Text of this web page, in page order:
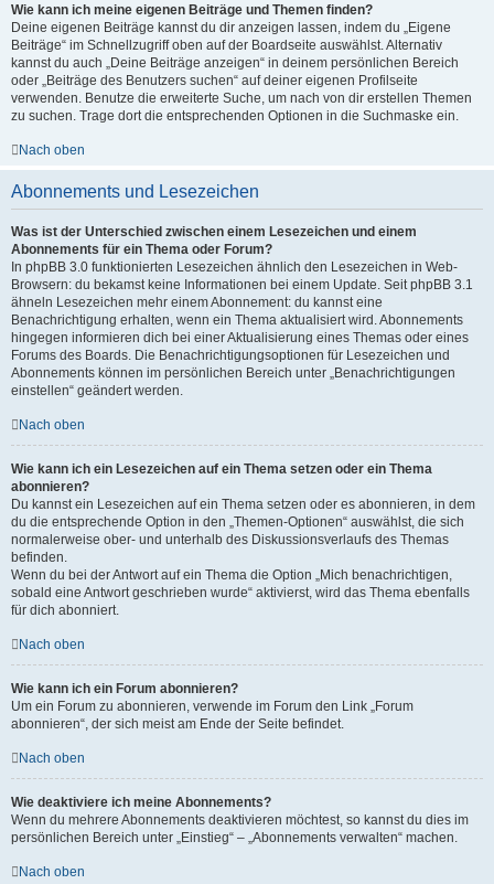
Wie kann ich meine eigenen Beiträge und Themen finden?
Deine eigenen Beiträge kannst du dir anzeigen lassen, indem du „Eigene
Beiträge“ im Schnellzugriff oben auf der Boardseite auswählst. Alternativ
kannst du auch „Deine Beiträge anzeigen“ in deinem persönlichen Bereich
oder „Beiträge des Benutzers suchen“ auf deiner eigenen Profilseite
verwenden. Benutze die erweiterte Suche, um nach von dir erstellen Themen
zu suchen. Trage dort die entsprechenden Optionen in die Suchmaske ein.
Nach oben
Abonnements und Lesezeichen
Was ist der Unterschied zwischen einem Lesezeichen und einem
Abonnements für ein Thema oder Forum?
In phpBB 3.0 funktionierten Lesezeichen ähnlich den Lesezeichen in Web-
Browsern: du bekamst keine Informationen bei einem Update. Seit phpBB 3.1
ähneln Lesezeichen mehr einem Abonnement: du kannst eine
Benachrichtigung erhalten, wenn ein Thema aktualisiert wird. Abonnements
hingegen informieren dich bei einer Aktualisierung eines Themas oder eines
Forums des Boards. Die Benachrichtigungsoptionen für Lesezeichen und
Abonnements können im persönlichen Bereich unter „Benachrichtigungen
einstellen“ geändert werden.
Nach oben
Wie kann ich ein Lesezeichen auf ein Thema setzen oder ein Thema
abonnieren?
Du kannst ein Lesezeichen auf ein Thema setzen oder es abonnieren, in dem
du die entsprechende Option in den „Themen-Optionen“ auswählst, die sich
normalerweise ober- und unterhalb des Diskussionsverlaufs des Themas
befinden.
Wenn du bei der Antwort auf ein Thema die Option „Mich benachrichtigen,
sobald eine Antwort geschrieben wurde“ aktivierst, wird das Thema ebenfalls
für dich abonniert.
Nach oben
Wie kann ich ein Forum abonnieren?
Um ein Forum zu abonnieren, verwende im Forum den Link „Forum
abonnieren“, der sich meist am Ende der Seite befindet.
Nach oben
Wie deaktiviere ich meine Abonnements?
Wenn du mehrere Abonnements deaktivieren möchtest, so kannst du dies im
persönlichen Bereich unter „Einstieg“ – „Abonnements verwalten“ machen.
Nach oben